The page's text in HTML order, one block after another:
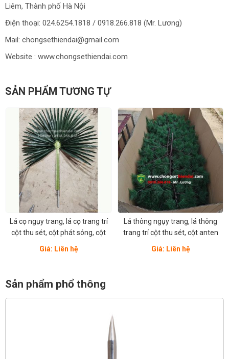
Liêm, Thành phố Hà Nội
Điện thoại: 024.6254.1818 / 0918.266.818 (Mr. Lương)
Mail: chongsethiendai@gmail.com
Website : www.chongsethiendai.com
SẢN PHẨM TƯƠNG TỰ
Lá cọ ngụy trang, lá cọ trang trí
cột thu sét, cột phát sóng, cột
Giá: Liên hệ
Lá thông ngụy trang, lá thông
trang trí cột thu sét, cột anten
Giá: Liên hệ
Sản phẩm phổ thông